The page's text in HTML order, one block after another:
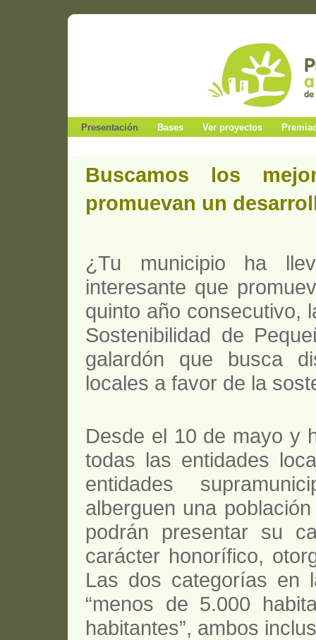
Presentación Bases Ver proyectos
Buscamos los
promuevan un
¿Tu municipio ha
interesante que
quinto año consecutivo,
Sostenibilidad de
galardón que busca
locales a favor de la
Desde el 10 de mayo y
todas las entidades
entidades
alberguen una
podrán presentar su
carácter honorífico,
Las dos categorías en
“menos de 5.000
habitantes”, ambos